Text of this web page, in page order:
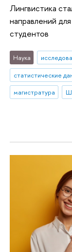
Лингвистика
направлений
студентов
Наука
статистические
магистратура